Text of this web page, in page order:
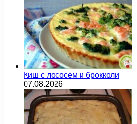
Киш с лососем и брокколи
07.08.2026